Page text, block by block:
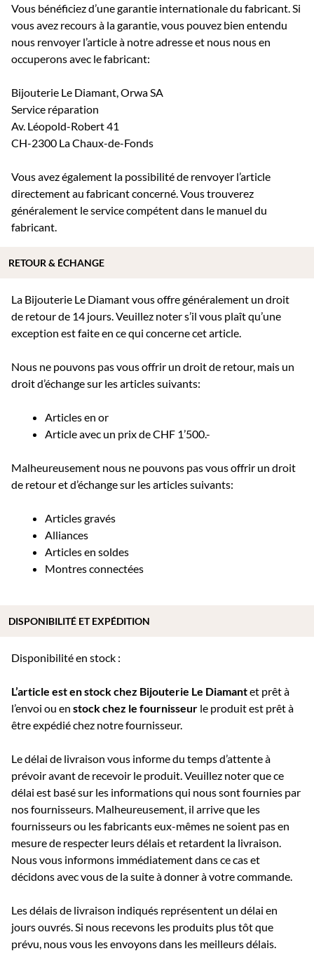
Vous bénéficiez d’une garantie internationale du fabricant. Si
vous avez recours à la garantie, vous pouvez bien entendu
nous renvoyer l’article à notre adresse et nous nous en
occuperons avec le fabricant:
Bijouterie Le Diamant, Orwa SA
Service réparation
Av. Léopold-Robert 41
CH-2300 La Chaux-de-Fonds
Vous avez également la possibilité de renvoyer l’article
directement au fabricant concerné. Vous trouverez
généralement le service compétent dans le manuel du
fabricant.
La Bijouterie Le Diamant vous offre généralement un droit
de retour de 14 jours. Veuillez noter s’il vous plaît qu’une
exception est faite en ce qui concerne cet article.
Nous ne pouvons pas vous offrir un droit de retour, mais un
droit d’échange sur les articles suivants:
Articles en or
Article avec un prix de CHF 1’500.-
Malheureusement nous ne pouvons pas vous offrir un droit
de retour et d’échange sur les articles suivants:
Articles gravés
Alliances
Articles en soldes
Montres connectées
Disponibilité en stock :
L’article est en stock chez Bijouterie Le Diamantet prêt à
l’envoi ou en stock chez le fournisseur le produit est prêt à
être expédié chez notre fournisseur.
Le délai de livraison vous informe du temps d’attente à
prévoir avant de recevoir le produit. Veuillez noter que ce
délai est basé sur les informations qui nous sont fournies par
nos fournisseurs. Malheureusement, il arrive que les
fournisseurs ou les fabricants eux-mêmes ne soient pas en
mesure de respecter leurs délais et retardent la livraison.
Nous vous informons immédiatement dans ce cas et
décidons avec vous de la suite à donner à votre commande.
Les délais de livraison indiqués représentent un délai en
jours ouvrés. Si nous recevons les produits plus tôt que
prévu, nous vous les envoyons dans les meilleurs délais.
RETOUR & ÉCHANGE
DISPONIBILITÉ ET EXPÉDITION